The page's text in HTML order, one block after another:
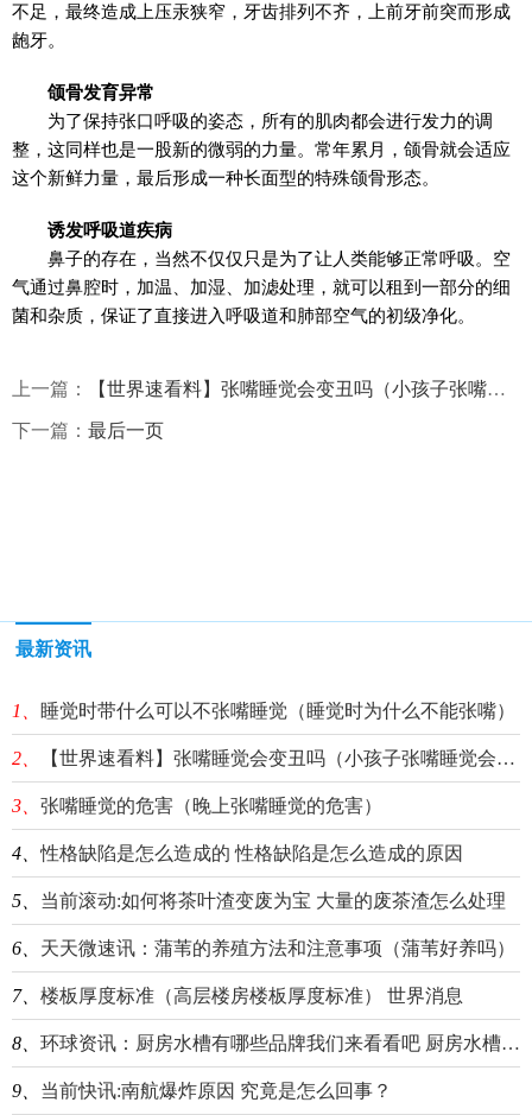
不足，最终造成上压汞狭窄，牙齿排列不齐，上前牙前突而形成
龅牙。
颌骨发育异常
为了保持张口呼吸的姿态，所有的肌肉都会进行发力的调
整，这同样也是一股新的微弱的力量。常年累月，颌骨就会适应
这个新鲜力量，最后形成一种长面型的特殊颌骨形态。
诱发呼吸道疾病
鼻子的存在，当然不仅仅只是为了让人类能够正常呼吸。空
气通过鼻腔时，加温、加湿、加滤处理，就可以租到一部分的细
菌和杂质，保证了直接进入呼吸道和肺部空气的初级净化。
上一篇： 【世界速看料】张嘴睡觉会变丑吗（小孩子张嘴睡觉会变丑吗）
下一篇： 最后一页
最新资讯
1、 睡觉时带什么可以不张嘴睡觉（睡觉时为什么不能张嘴）
2、 【世界速看料】张嘴睡觉会变丑吗（小孩子张嘴睡觉会变丑吗）
3、 张嘴睡觉的危害（晚上张嘴睡觉的危害）
4、 性格缺陷是怎么造成的 性格缺陷是怎么造成的原因
5、 当前滚动:如何将茶叶渣变废为宝 大量的废茶渣怎么处理
6、 天天微速讯：蒲苇的养殖方法和注意事项（蒲苇好养吗）
7、 楼板厚度标准（高层楼房楼板厚度标准） 世界消息
8、 环球资讯：厨房水槽有哪些品牌我们来看看吧 厨房水槽品牌前十大排名榜
9、 当前快讯:南航爆炸原因 究竟是怎么回事？